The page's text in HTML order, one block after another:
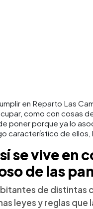
en Reparto Las
como con cosas
poner porque ya lo
característico de ellos,
se vive en
de las
de distintas
leyes y reglas que